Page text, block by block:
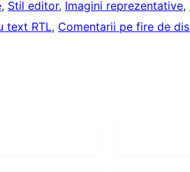
, Stil editor, Imagini reprezentative,
text RTL, Comentarii pe fire de